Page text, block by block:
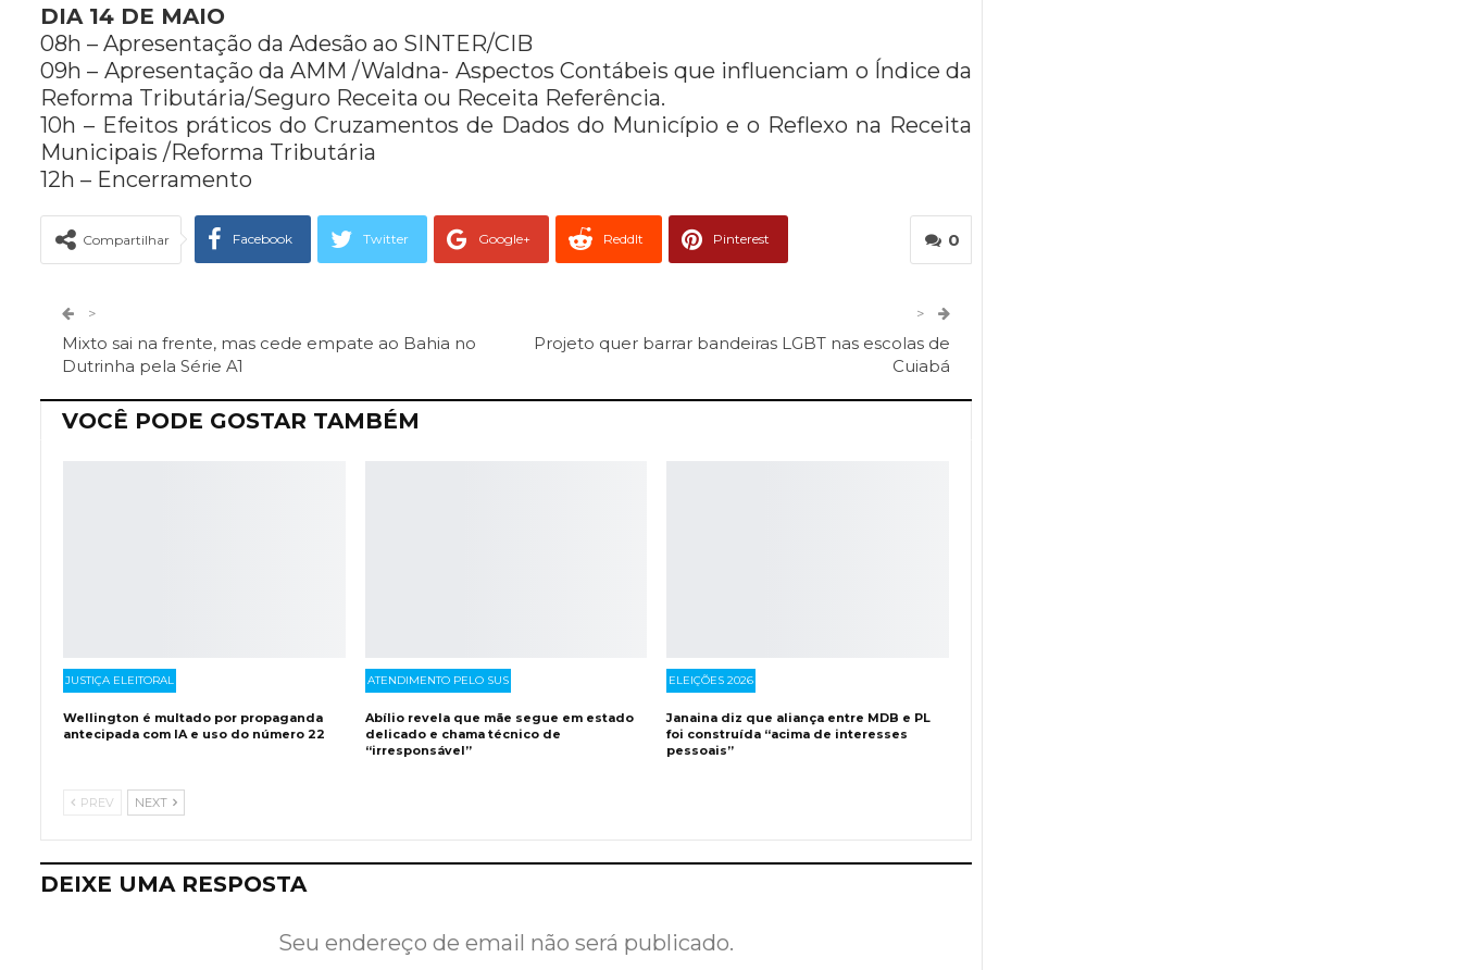
DIA 14 DE MAIO
08h – Apresentação da Adesão ao SINTER/CIB
09h – Apresentação da AMM /Waldna- Aspectos Contábeis que influenciam o Índice da
Reforma Tributária/Seguro Receita ou Receita Referência.
10h – Efeitos práticos do Cruzamentos de Dados do Município e o Reflexo na Receita
Municipais /Reforma Tributária
12h – Encerramento
0
Compartilhar Facebook Twitter Google+ ReddIt Pinterest
>
Mixto sai na frente, mas cede empate ao Bahia no
Dutrinha pela Série A1
>
Projeto quer barrar bandeiras LGBT nas escolas de
Cuiabá
VOCÊ PODE GOSTAR TAMBÉM
JUSTIÇA ELEITORAL
Wellington é multado por propaganda
antecipada com IA e uso do número 22
ATENDIMENTO PELO SUS
Abílio revela que mãe segue em estado
delicado e chama técnico de
“irresponsável”
ELEIÇÕES 2026
Janaina diz que aliança entre MDB e PL
foi construída “acima de interesses
pessoais”
PREV NEXT
DEIXE UMA RESPOSTA
Seu endereço de email não será publicado.